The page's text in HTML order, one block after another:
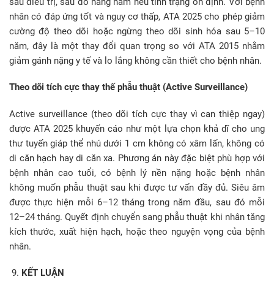
nhân có đáp ứng tốt và nguy cơ thấp, ATA 2025 cho phép giảm
cường độ theo dõi hoặc ngừng theo dõi sinh hóa sau 5–10
năm, đây là một thay đổi quan trọng so với ATA 2015 nhằm
giảm gánh nặng y tế và lo lắng không cần thiết cho bệnh nhân.
Theo dõi tích cực thay thế phẫu thuật (Active Surveillance)
Active surveillance (theo dõi tích cực thay vì can thiệp ngay)
được ATA 2025 khuyến cáo như một lựa chọn khả dĩ cho ung
thư tuyến giáp thể nhú dưới 1 cm không có xâm lấn, không có
di căn hạch hay di căn xa. Phương án này đặc biệt phù hợp với
bệnh nhân cao tuổi, có bệnh lý nền nặng hoặc bệnh nhân
không muốn phẫu thuật sau khi được tư vấn đầy đủ. Siêu âm
được thực hiện mỗi 6–12 tháng trong năm đầu, sau đó mỗi
12–24 tháng. Quyết định chuyển sang phẫu thuật khi nhân tăng
kích thước, xuất hiện hạch, hoặc theo nguyện vọng của bệnh
nhân.
KẾT LUẬN